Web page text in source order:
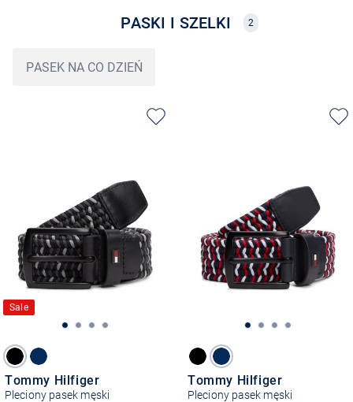
PASKI I SZELKI 2
PASEK NA CO DZIEŃ
Sale
Tommy Hilfiger
Pleciony pasek męski
Tommy Hilfiger
Pleciony pasek męski